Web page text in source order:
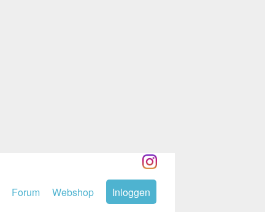
Forum Webshop Inloggen